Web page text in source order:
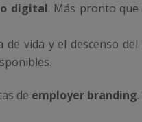
digital. Más pronto
de vida y el descenso
de employer branding